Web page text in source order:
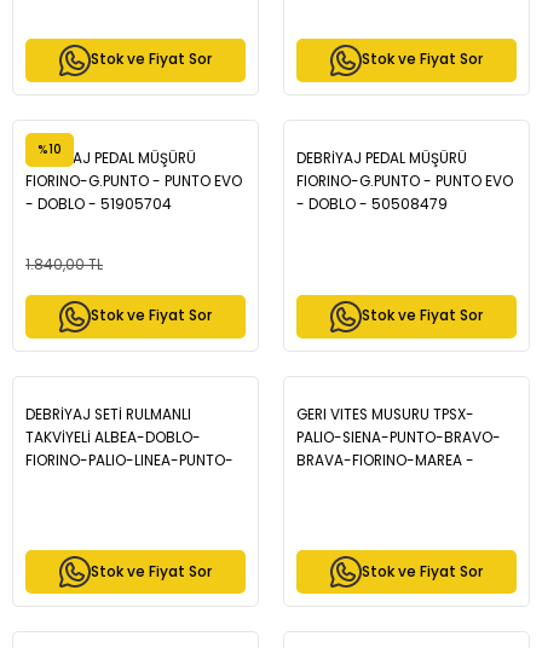
Stok ve Fiyat Sor Stok ve Fiyat Sor
DEBRİYAJ PEDAL MÜŞÜRÜ
FIORINO-G.PUNTO - PUNTO EVO
- DOBLO - 51905704
%10
1.840,00 TL
Stok ve Fiyat Sor
DEBRİYAJ PEDAL MÜŞÜRÜ
FIORINO-G.PUNTO - PUNTO EVO
- DOBLO - 50508479
Stok ve Fiyat Sor
DEBRİYAJ SETİ RULMANLI
TAKVİYELİ ALBEA-DOBLO-
FIORINO-PALIO-LINEA-PUNTO-
73504530 55174271-
71748778-71748777-71753322
Stok ve Fiyat Sor
GERI VITES MUSURU TPSX-
PALIO-SIENA-PUNTO-BRAVO-
BRAVA-FIORINO-MAREA -
Stok ve Fiyat Sor